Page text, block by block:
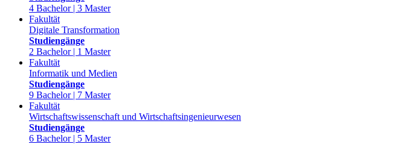
4 Bachelor | 3 Master
Fakultät
Digitale Transformation
Studiengänge
2 Bachelor | 1 Master
Fakultät
Informatik und Medien
Studiengänge
9 Bachelor | 7 Master
Fakultät
Wirtschaftswissenschaft und Wirtschaftsingenieurwesen
Studiengänge
6 Bachelor | 5 Master